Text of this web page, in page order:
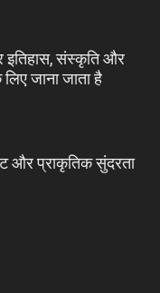
इतिहास, संस्कृति और
जाना जाता है
और प्राकृतिक सुंदरता